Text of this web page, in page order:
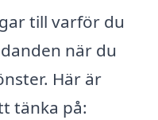
till varför du
när du
Här är
tänka på: